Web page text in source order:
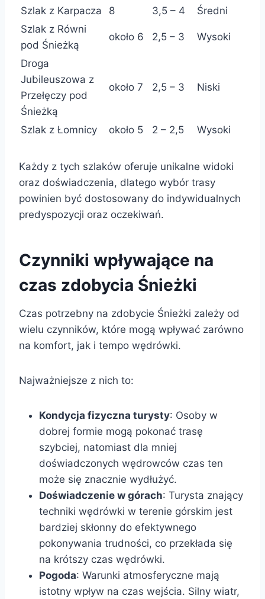
Szlak z Karpacza 8 3,5 – 4
Średni
Szlak z Równi
pod Śnieżką
około 6 2,5 – 3 Wysoki
Droga
Jubileuszowa z
Przełęczy pod
Śnieżką
około 7 2,5 – 3 Niski
Szlak z Łomnicy około 5 2 – 2,5 Wysoki
Każdy z tych szlaków oferuje unikalne widoki
oraz doświadczenia, dlatego wybór trasy
powinien być dostosowany do indywidualnych
predyspozycji oraz oczekiwań.
Czynniki wpływające na
czas zdobycia Śnieżki
Czas potrzebny na zdobycie Śnieżki zależy od
wielu czynników, które mogą wpływać zarówno
na komfort, jak i tempo wędrówki.
Najważniejsze z nich to:
Kondycja fizyczna turysty: Osoby w
dobrej formie mogą pokonać trasę
szybciej, natomiast dla mniej
doświadczonych wędrowców czas ten
może się znacznie wydłużyć.
Doświadczenie w górach: Turysta znający
techniki wędrówki w terenie górskim jest
bardziej skłonny do efektywnego
pokonywania trudności, co przekłada się
na krótszy czas wędrówki.
Pogoda: Warunki atmosferyczne mają
istotny wpływ na czas wejścia. Silny wiatr,